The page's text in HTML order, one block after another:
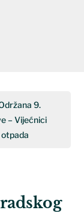
9.
– Vijećnici